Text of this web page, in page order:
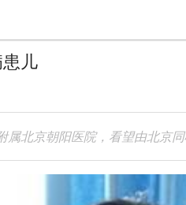
儿
北京朝阳医院，看望由北京